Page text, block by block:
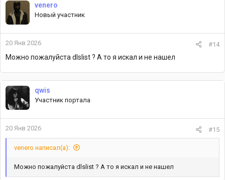
ц
и
и
:
venero
Новый участник
20 Янв 2026 #14
Можно пожалуйста dlslist ? А то я искал и не нашел
qwis
Участник портала
20 Янв 2026 #15
venero написал(а):
Можно пожалуйста dlslist ? А то я искал и не нашел